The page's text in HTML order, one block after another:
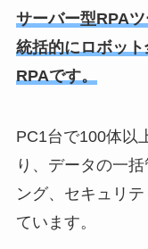
サーバー型RPA
統括的にロボッ
RPAです。
PC1台で100体以
り、データの一
ング、セキュリ
ています。